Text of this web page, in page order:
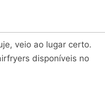
veio ao lugar certo.
disponíveis no